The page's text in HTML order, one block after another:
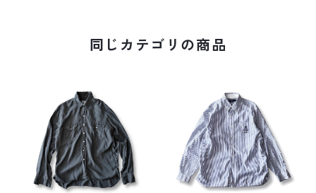
同じカテゴリの商品